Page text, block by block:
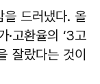
을 드러냈다. 올
·고환율의 ‘3고
잘랐다는 것이